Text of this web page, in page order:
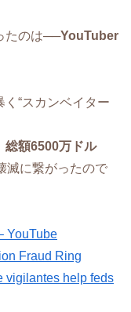
たのは──YouTuber
“スカンベイター
総額6500万ドル
滅に繋がったので
YouTube
Fraud Ring
vigilantes help feds